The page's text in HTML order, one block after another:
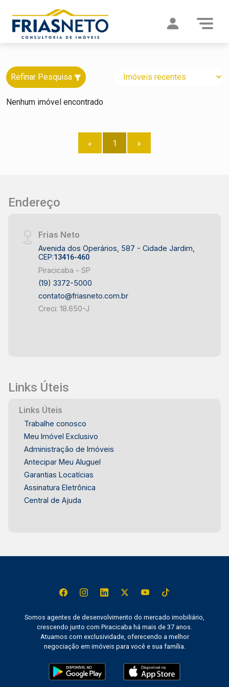
Refinar Pesquisa
Nenhum imóvel encontrado
« 1 »
Endereço
Frias Neto
Avenida dos Operários, 587 - Cidade Jardim,
CEP:13416-460
Piracicaba - SP
(19) 3372-5000
contato@friasneto.com.br
Creci: 18.650-J
Links Úteis
Links Úteis
Trabalhe conosco
Meu Imóvel Exclusivo
Administração de Imóveis
Antecipar Meu Aluguel
Garantias Locatícias
Assinatura Eletrônica
Central de Ajuda
Somos agentes de desenvolvimento do mercado imobiliário,
crescendo junto com Piracicaba há mais de 37 anos.
Atuamos com exclusividade, oferecendo a melhor
negociação em imóveis para você e sua família.